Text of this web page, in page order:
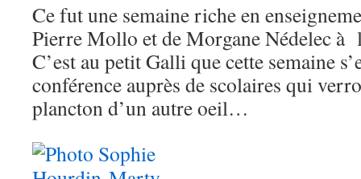
Ce fut une semaine riche en
Pierre Mollo et de Morgane Nédelec à
C’est au petit Galli que cette semaine
conférence auprès de scolaires qui
plancton d’un autre oeil…